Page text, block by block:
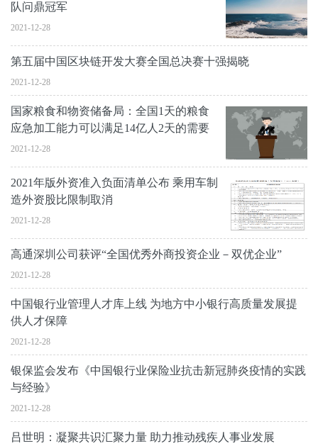
队问鼎冠军
2021-12-28
第五届中国区块链开发大赛全国总决赛十强揭晓
2021-12-28
国家粮食和物资储备局：全国1天的粮食
应急加工能力可以满足14亿人2天的需要
2021-12-28
2021年版外资准入负面清单公布 乘用车制
造外资股比限制取消
2021-12-28
高通深圳公司获评“全国优秀外商投资企业－双优企业”
2021-12-28
中国银行业管理人才库上线 为地方中小银行高质量发展提
供人才保障
2021-12-28
银保监会发布《中国银行业保险业抗击新冠肺炎疫情的实践
与经验》
2021-12-28
吕世明：凝聚共识汇聚力量 助力推动残疾人事业发展